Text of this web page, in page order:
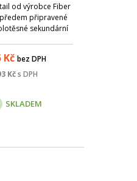
od výrobce Fiber
připravené
sekundární
Slouží k ukončení
kabelu v optickém
Kč bez DPH
Kčs DPH
SKLADEM